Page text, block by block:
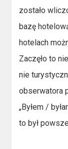
zostało
bazę
hotelach
Zaczęło to
nie
obserwatora
„Byłem /
to był